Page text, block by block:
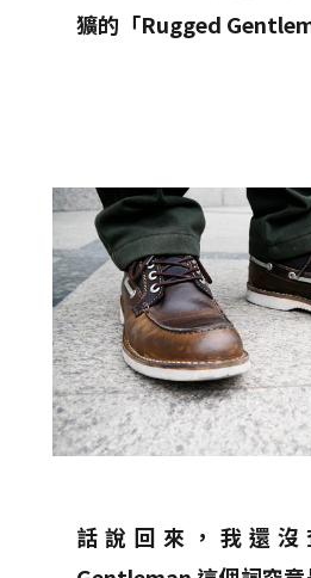
獷的「Rugged
話說回來，我還沒